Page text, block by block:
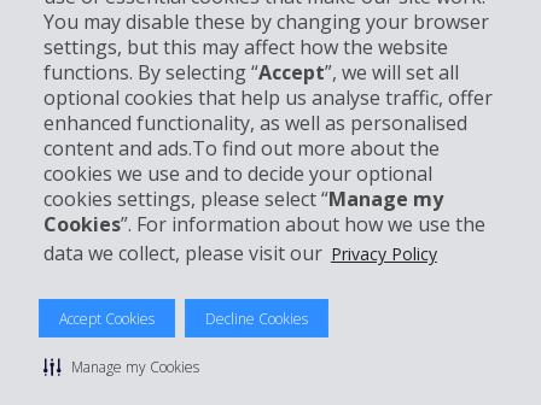
You may disable these by changing your browser
settings, but this may affect how the website
functions. By selecting “Accept”, we will set all
optional cookies that help us analyse traffic, offer
enhanced functionality, as well as personalised
content and ads.To find out more about the
cookies we use and to decide your optional
cookies settings, please select “Manage my
Cookies”. For information about how we use the
data we collect, please visit our Privacy Policy
Accept Cookies Decline Cookies
Manage my Cookies
Partner
Kundenservice
Mieten bei Hertz
© 2026 The Hertz System, Inc.
Datenschutzrichtlinie | Nutzungsbedingungen
Sitemap Cookies verwalten